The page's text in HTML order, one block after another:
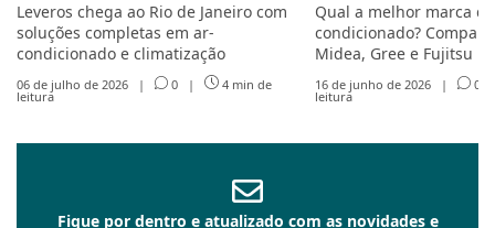
Leveros chega ao Rio de Janeiro com
soluções completas em ar-
condicionado e climatização
06 de julho de 2026 | 0 | 4 min de
leitura
Qual a melhor marca
condicionado?
Midea, Gree e Fujitsu
16 de junho de 2026 | 0
leitura
Fique por dentro e atualizado com as novidades e